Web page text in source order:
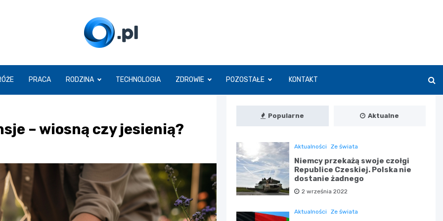
O.pl
PRACA RODZINA TECHNOLOGIA ZDROWIE POZOSTAŁE KONTAKT
– wiosną czy jesienią?
Popularne Aktualne
Aktualności Ze świata
Niemcy przekażą swoje czołgi
Republice Czeskiej. Polska nie
dostanie żadnego
2 września 2022
Aktualności Ze świata